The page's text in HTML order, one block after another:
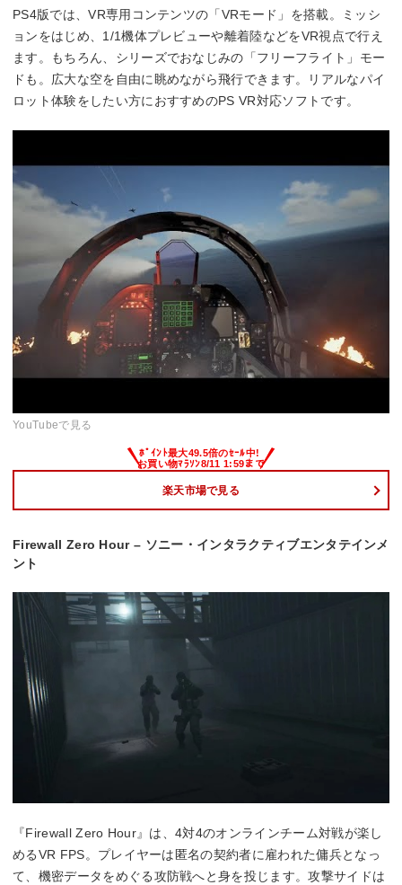
PS4版では、VR専用コンテンツの「VRモード」を搭載。ミッシ
ョンをはじめ、1/1機体プレビューや離着陸などをVR視点で行え
ます。もちろん、シリーズでおなじみの「フリーフライト」モー
ドも。広大な空を自由に眺めながら飛行できます。リアルなパイ
ロット体験をしたい方におすすめのPS VR対応ソフトです。
YouTubeで見る
楽天市場で見る
Firewall Zero Hour – ソニー・インタラクティブエンタテインメ
ント
『Firewall Zero Hour』は、4対4のオンラインチーム対戦が楽し
めるVR FPS。プレイヤーは匿名の契約者に雇われた傭兵となっ
て、機密データをめぐる攻防戦へと身を投じます。攻撃サイドは